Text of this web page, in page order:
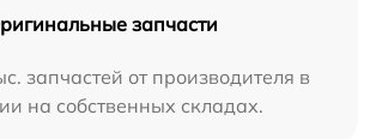
запчасти
запчастей от производителя в
на собственных складах.